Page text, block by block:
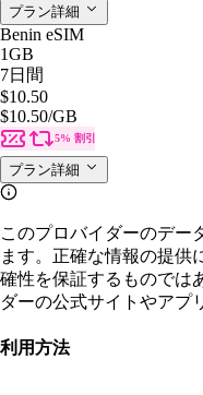
プラン詳細
Benin eSIM
1GB
7日間
$10.50
$10.50/GB
5% 割引
プラン詳細
このプロバイダーのデー
ます。正確な情報の提供
確性を保証するものでは
ダーの公式サイトやアプ
利用方法